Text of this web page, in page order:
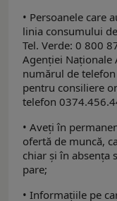
• Persoanele care
linia consumului
Tel. Verde: 0 800
Agenției Naţionale
numărul de
pentru consiliere
telefon
• Aveți în
ofertă de muncă,
chiar și în absența
pare;
• Informațiile pe